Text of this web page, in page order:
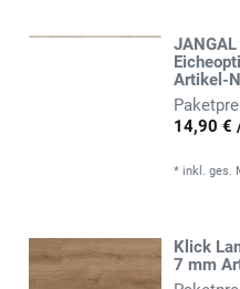
Artikel-
14,90 €
* inkl. ges.
Klick
7 mm